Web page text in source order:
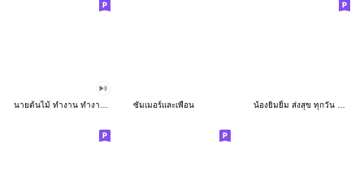
ซัมเมอร์และเพื่อน